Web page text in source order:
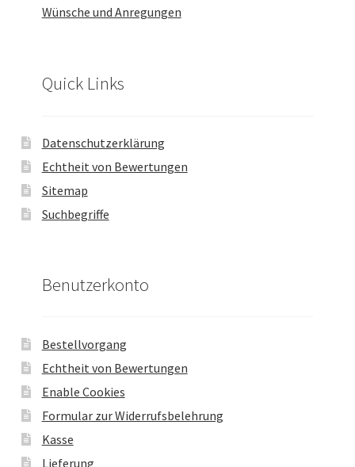
Wünsche und Anregungen
Quick Links
Datenschutzerklärung
Echtheit von Bewertungen
Sitemap
Suchbegriffe
Benutzerkonto
Bestellvorgang
Echtheit von Bewertungen
Enable Cookies
Formular zur Widerrufsbelehrung
Kasse
Lieferung